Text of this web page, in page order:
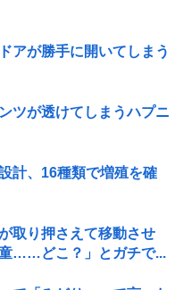
アが勝手に開いてしまう
ツが透けてしまうハプニ
計、16種類で増殖を確
取り押さえて移動させ
……どこ？」とガチで...